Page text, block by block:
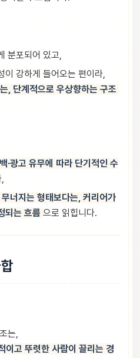
분포되어 있고,
이 강하게 들어오는 편이라,
, 단계적으로 우상향하는 구조
·광고 유무에 따라 단기적인 수
너지는 형태보다는, 커리어가
되는 흐름 으로 읽힙니다.
는,
이고 뚜렷한 사람이 끌리는 경